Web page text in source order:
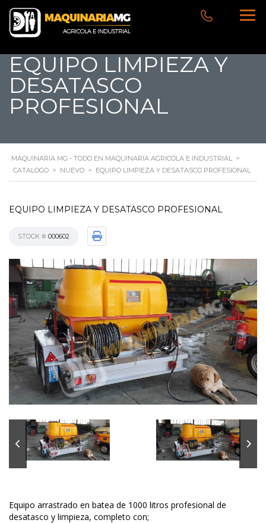
EQUIPO LIMPIEZA Y
DESATASCO
PROFESIONAL
MAQUINARIA MG - TODO EN MAQUINARIA AGRICOLA E INDUSTRIAL >
CATALOGO > NUEVO > EQUIPO LIMPIEZA Y DESATASCO PROFESIONAL
EQUIPO LIMPIEZA Y DESATASCO PROFESIONAL
STOCK # 000602
Equipo arrastrado en batea de 1000 litros profesional de
desatasco y limpieza, completo con;